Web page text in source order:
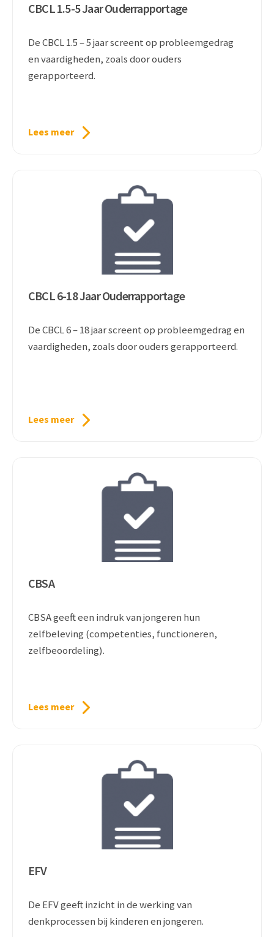
CBCL 1.5-5 Jaar Ouderrapportage
De CBCL 1.5 – 5 jaar screent op probleemgedrag
en vaardigheden, zoals door ouders
gerapporteerd.
Lees meer
CBCL 6-18 Jaar Ouderrapportage
De CBCL 6 – 18 jaar screent op probleemgedrag en
vaardigheden, zoals door ouders gerapporteerd.
Lees meer
CBSA
CBSA geeft een indruk van jongeren hun
zelfbeleving (competenties, functioneren,
zelfbeoordeling).
Lees meer
EFV
De EFV geeft inzicht in de werking van
denkprocessen bij kinderen en jongeren.